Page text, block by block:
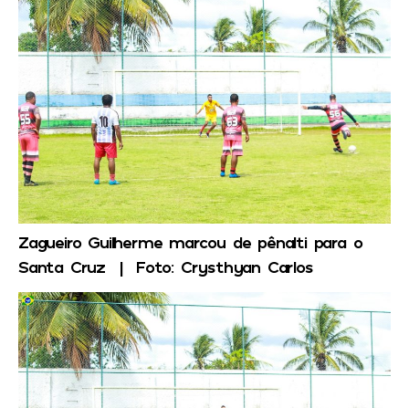
Zagueiro Guilherme marcou de pênalti para o
Santa Cruz | Foto: Crysthyan Carlos